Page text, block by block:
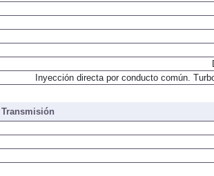
Inyección directa por conducto común.
Transmisión